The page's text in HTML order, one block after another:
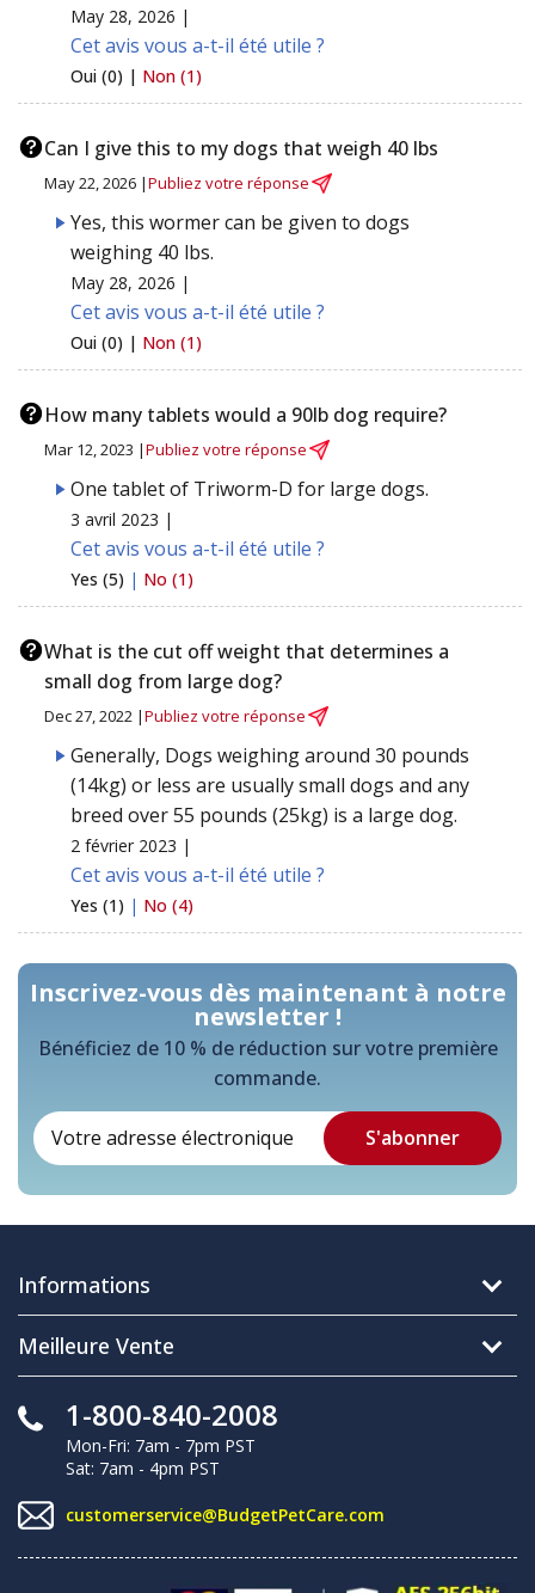
May 28, 2026 |
Cet avis vous a-t-il été utile ?
Oui (0) | Non (1)
Can I give this to my dogs that weigh 40 lbs
May 22, 2026 |Publiez votre réponse
Yes, this wormer can be given to dogs
weighing 40 lbs.
May 28, 2026 |
Cet avis vous a-t-il été utile ?
Oui (0) | Non (1)
How many tablets would a 90lb dog require?
Mar 12, 2023 |Publiez votre réponse
One tablet of Triworm-D for large dogs.
3 avril 2023 |
Cet avis vous a-t-il été utile ?
Yes (5) | No (1)
What is the cut off weight that determines a
small dog from large dog?
Dec 27, 2022 |Publiez votre réponse
Generally, Dogs weighing around 30 pounds
(14kg) or less are usually small dogs and any
breed over 55 pounds (25kg) is a large dog.
2 février 2023 |
Cet avis vous a-t-il été utile ?
Yes (1) | No (4)
Inscrivez-vous dès maintenant à notre
newsletter !
Bénéficiez de 10 % de réduction sur votre première
commande.
Informations
Meilleure Vente
1-800-840-2008
Mon-Fri: 7am - 7pm PST
Sat: 7am - 4pm PST
customerservice@BudgetPetCare.com